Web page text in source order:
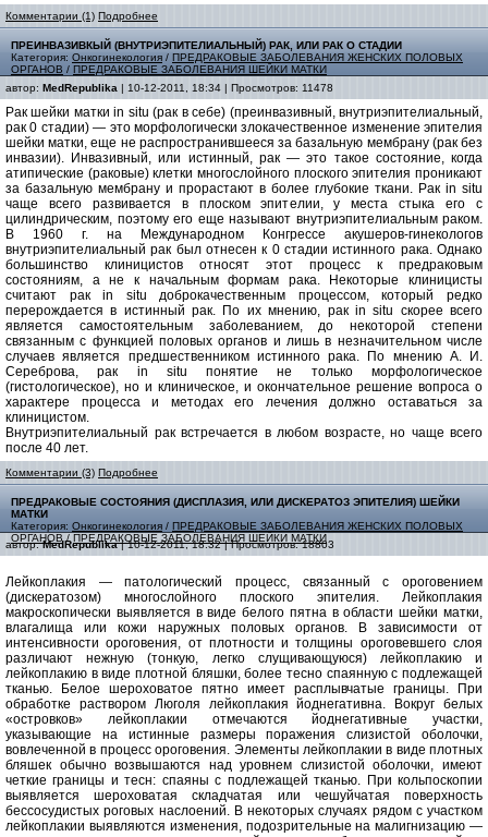
Комментарии (1) Подробнее
ПРЕИНВАЗИВКЫЙ (ВНУТРИЭПИТЕЛИАЛЬНЫЙ) РАК, ИЛИ РАК О СТАДИИ
Категория: Онкогинекология / ПРЕДРАКОВЫЕ ЗАБОЛЕВАНИЯ ЖЕНСКИХ ПОЛОВЫХ
ОРГАНОВ / ПРЕДРАКОВЫЕ ЗАБОЛЕВАНИЯ ШЕЙКИ МАТКИ
автор: MedRepublika | 10-12-2011, 18:34 | Просмотров: 11478
Рак шейки матки in situ (рак в себе) (преинвазивный, внутриэпителиальный,
рак 0 стадии) — это морфологически злокачественное изменение эпителия
шейки матки, еще не распространившееся за базальную мембрану (рак без
инвазии). Инвазивный, или истинный, рак — это такое состояние, когда
атипические (раковые) клетки многослойного плоского эпителия проникают
за базальную мембрану и прорастают в более глубокие ткани. Рак in situ
чаще всего развивается в плоском эпителии, у места стыка его с
цилиндрическим, поэтому его еще называют внутриэпителиальным раком.
В 1960 г. на Международном Конгрессе акушеров-гинекологов
внутриэпителиальный рак был отнесен к 0 стадии истинного рака. Однако
большинство клиницистов относят этот процесс к предраковым
состояниям, а не к начальным формам рака. Некоторые клиницисты
считают рак in situ доброкачественным процессом, который редко
перерождается в истинный рак. По их мнению, рак in situ скорее всего
является самостоятельным заболеванием, до некоторой степени
связанным с функцией половых органов и лишь в незначительном числе
случаев является предшественником истинного рака. По мнению А. И.
Сереброва, рак in situ понятие не только морфологическое
(гистологическое), но и клиническое, и окончательное решение вопроса о
характере процесса и методах его лечения должно оставаться за
клиницистом.
Внутриэпителиальный рак встречается в любом возрасте, но чаще всего
после 40 лет.
Комментарии (3) Подробнее
ПРЕДРАКОВЫЕ СОСТОЯНИЯ (ДИСПЛАЗИЯ, ИЛИ ДИСКЕРАТОЗ ЭПИТЕЛИЯ) ШЕЙКИ
МАТКИ
Категория: Онкогинекология / ПРЕДРАКОВЫЕ ЗАБОЛЕВАНИЯ ЖЕНСКИХ ПОЛОВЫХ
ОРГАНОВ / ПРЕДРАКОВЫЕ ЗАБОЛЕВАНИЯ ШЕЙКИ МАТКИ
автор:MedRepublika| 10-12-2011, 18:32 | Просмотров: 18803
Лейкоплакия — патологический процесс, связанный с ороговением
(дискератозом) многослойного плоского эпителия. Лейкоплакия
макроскопически выявляется в виде белого пятна в области шейки матки,
влагалища или кожи наружных половых органов. В зависимости от
интенсивности ороговения, от плотности и толщины ороговевшего слоя
различают нежную (тонкую, легко слущивающуюся) лейкоплакию и
лейкоплакию в виде плотной бляшки, более тесно спаянную с подлежащей
тканью. Белое шероховатое пятно имеет расплывчатые границы. При
обработке раствором Люголя лейкоплакия йоднегативна. Вокруг белых
«островков» лейкоплакии отмечаются йоднегативные участки,
указывающие на истинные размеры поражения слизистой оболочки,
вовлеченной в процесс ороговения. Элементы лейкоплакии в виде плотных
бляшек обычно возвышаются над уровнем слизистой оболочки, имеют
четкие границы и тесн: спаяны с подлежащей тканью. При кольпоскопии
выявляется шероховатая складчатая или чешуйчатая поверхность
бессосудистых роговых наслоений. В некоторых случаях рядом с участком
лейкоплакии выявляются изменения, подозрительные на малигнизацию —